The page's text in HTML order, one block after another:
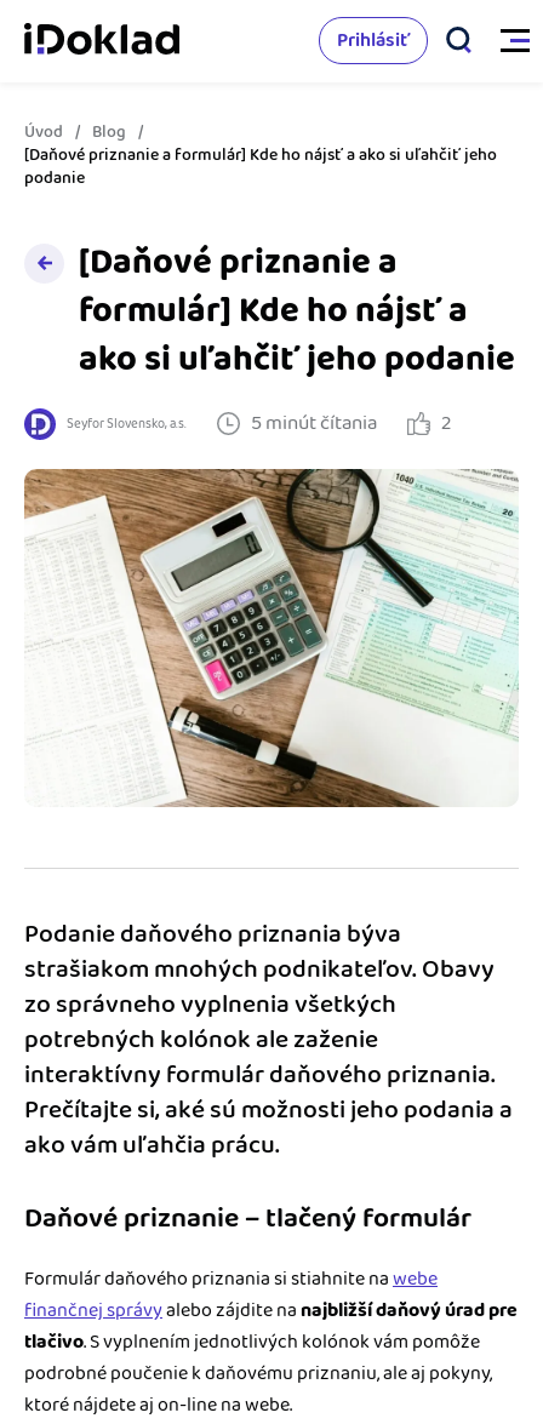
Vlastnosti
Správa kontaktov
Sledovanie cashflow
Prepojenie na ďalšie systémy
Spriatelení účtovníci
Katalóg doplnkov
Vzdelanie
Nápoveda
Ako začať s podnikaním
Ako sa vyznať vo fakturácii
Blog
Podnikateľský servis
Spýtajte sa nás
Vyskúšať zadarmo
Prihlásiť
Úvod
Blog
[Daňové priznanie a formulár] Kde ho nájsť a ako si uľahčiť jeho
podanie
[Daňové priznanie a
formulár] Kde ho nájsť a
ako si uľahčiť jeho podanie
Seyfor Slovensko, a.s. 5 minút čítania 2
Podanie daňového priznania býva
strašiakom mnohých podnikateľov. Obavy
zo správneho vyplnenia všetkých
potrebných kolónok ale zaženie
interaktívny formulár daňového priznania.
Prečítajte si, aké sú možnosti jeho podania a
ako vám uľahčia prácu.
Daňové priznanie – tlačený formulár
Formulár daňového priznania si stiahnite nawebe
finančnej správyalebo zájdite nanajbližší daňový úrad pre
tlačivo. S vyplnením jednotlivých kolónok vám pomôže
podrobné poučenie k daňovému priznaniu, ale aj pokyny,
ktoré nájdete aj on-line na webe.